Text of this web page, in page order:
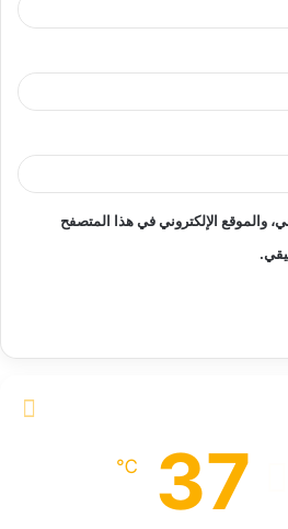
والموقع الإلكتروني في هذا المتصفح
37
℃